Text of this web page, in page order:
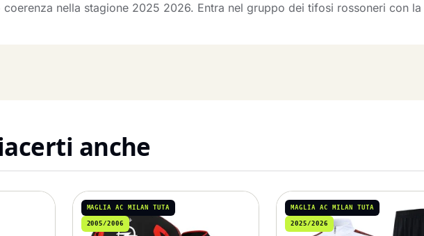
coerenza nella stagione 2025 2026. Entra nel gruppo dei tifosi rossoneri con
anche
MAGLIA AC MILAN TUTA
2005/2006
MAGLIA AC MILAN TUTA
2025/2026